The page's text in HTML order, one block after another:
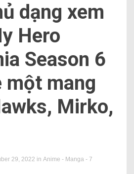
dạng xem
Hero
Season 6
một mang
Mirko,
29, 2022 in Anime - Manga - 7